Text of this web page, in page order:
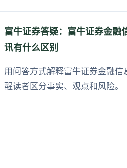
富牛证券答疑：富牛证券金融
讯有什么区别
用问答方式解释富牛证券金融信
醒读者区分事实、观点和风险。